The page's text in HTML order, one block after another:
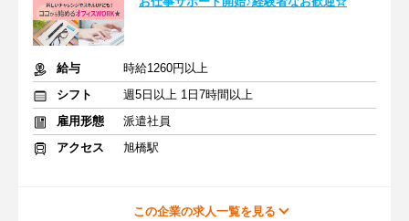
給与
時給1260円以上
シフト
週5日以上 1日7時間以上
雇用形態
派遣社員
アクセス
旭橋駅
この企業の求人一覧を見る